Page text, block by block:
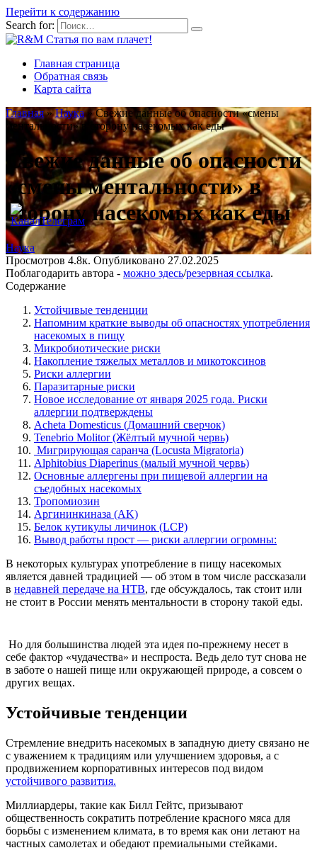
Перейти к содержанию
Search for:
Главная страница
Обратная связь
Карта сайта
Главная » Наука » Свежие данные об опасности «смены
ментальности» в сторону насекомых как еды
Свежие данные об опасности
«смены ментальности» в
сторону насекомых как еды
Наука
Просмотров 4.8к. Опубликовано 27.02.2025
Поблагодарить автора - можно здесь/резервная ссылка.
Содержание
Устойчивые тенденции
Напомним краткие выводы об опасностях употребления
насекомых в пищу
Микробиотические риски
Накопление тяжелых металлов и микотоксинов
Риски аллергии
Паразитарные риски
Новое исследование от января 2025 года. Риски
аллергии подтверждены
Acheta Domesticus (Домашний сверчок)
Tenebrio Molitor (Жёлтый мучной червь)
Мигрирующая саранча (Locusta Migratoria)
Alphitobius Diaperinus (малый мучной червь)
Основные аллергены при пищевой аллергии на
съедобных насекомых
Тропомиозин
Аргининкиназа (AK)
Белок кутикулы личинок (LCP)
Вывод работы прост — риски аллергии огромны:
В некоторых культурах употребление в пищу насекомых
является давней традицией — об этом в том числе рассказали
в недавней передаче на НТВ, где обсуждалось, так стоит или
не стоит в России менять ментальности в сторону такой еды.
Но для большинства людей эта идея по-прежнему несет в
себе фактор «чудачества» и неспроста. Ведь дело тут снова не
в заботе о нашей пище или окружающей природе, а совсем о
других вещах.
Устойчивые тенденции
Стремление внедрить насекомых в западную диету связано не
с уважением к традициям или улучшением здоровья, а с
продвижением корпоративных интересов под видом
устойчивого развития.
Миллиардеры, такие как Билл Гейтс, призывают
общественность сократить потребление красного мяса для
борьбы с изменением климата, в то время как они летают на
частных самолетах и обедают премиальными стейками.